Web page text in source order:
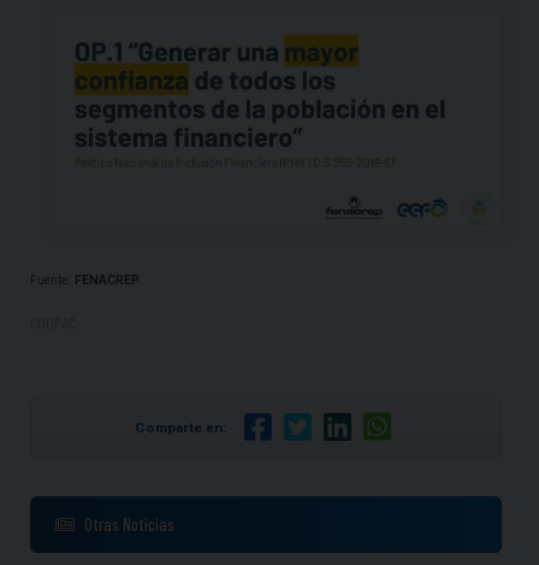
Fuente: FENACREP
Comparte en:
Otras Noticias